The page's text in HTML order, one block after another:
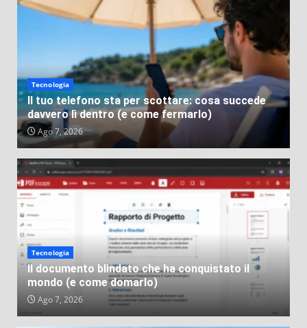
storie più assurde mai successe
Tecnologia
Il tuo telefono sta per scottare: cosa succede
davvero lì dentro (e come fermarlo)
Ago 7, 2026
Tecnologia
Il documento blindato che ha conquistato il
mondo (e come domarlo)
Ago 7, 2026